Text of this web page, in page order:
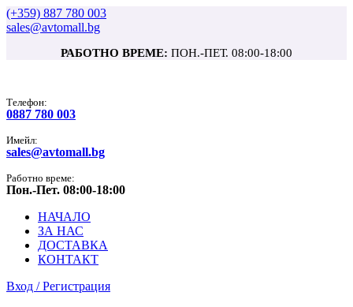
(+359) 887 780 003
sales@avtomall.bg
РАБОТНО ВРЕМЕ: ПОН.-ПЕТ. 08:00-18:00
Tелефон:
0887 780 003
Имейл:
sales@avtomall.bg
Работно време:
Пон.-Пет. 08:00-18:00
НАЧАЛО
ЗА НАС
ДОСТАВКА
КОНТАКТ
Вход / Регистрация